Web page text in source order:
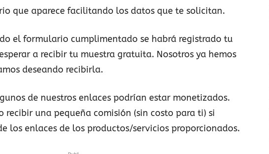
que aparece facilitando los datos que te solicitan.
el formulario cumplimentado se habrá registrado tu
a recibir tu muestra gratuita. Nosotros ya hemos
deseando recibirla.
de nuestros enlaces podrían estar monetizados.
recibir una pequeña comisión (sin costo para ti) si
los enlaces de los productos/servicios proporcionados.